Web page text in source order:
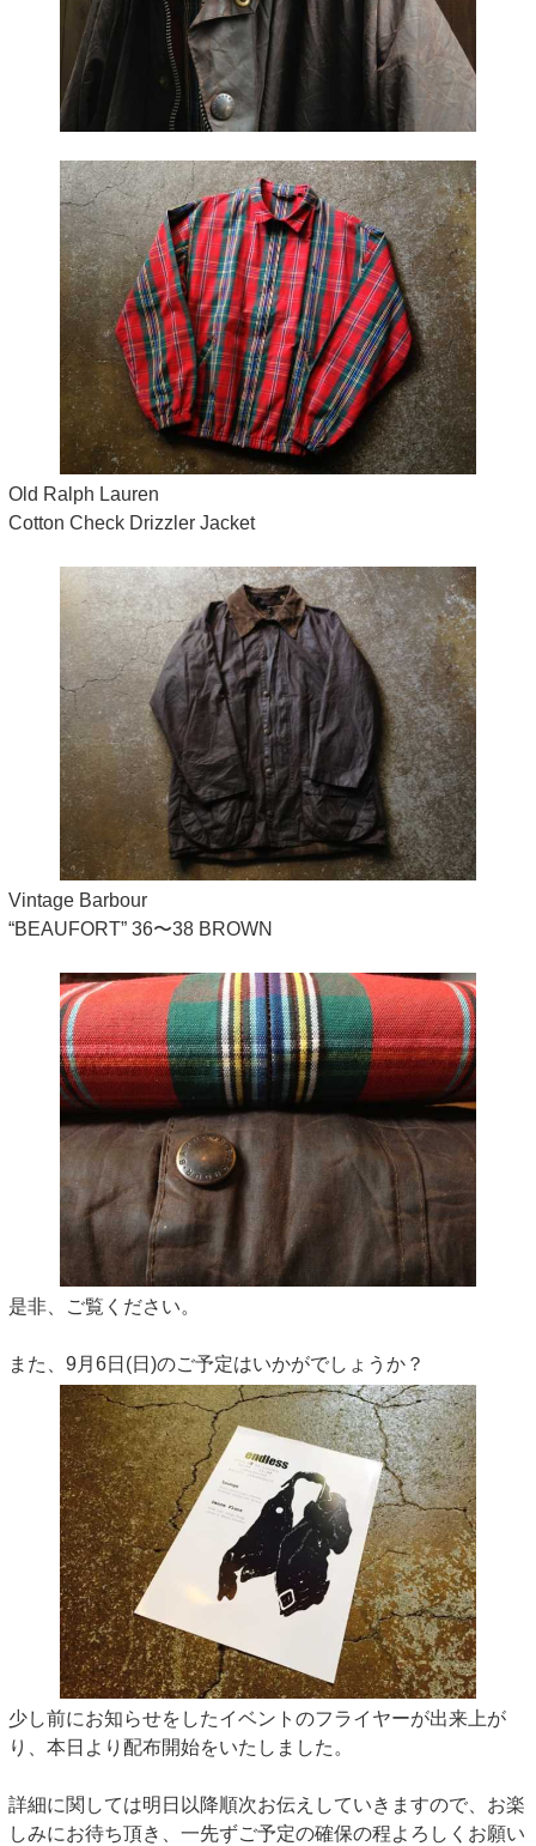
Old Ralph Lauren
Cotton Check Drizzler Jacket
Vintage Barbour
“BEAUFORT” 36〜38 BROWN
是非、ご覧ください。
また、9月6日(日)のご予定はいかがでしょうか？
少し前にお知らせをしたイベントのフライヤーが出来上が
り、本日より配布開始をいたしました。
詳細に関しては明日以降順次お伝えしていきますので、お楽
しみにお待ち頂き、一先ずご予定の確保の程よろしくお願い